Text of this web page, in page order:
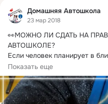
Домашняя Автошкола
23 мар 2018
👀МОЖНО ЛИ СДАТЬ НА
АВТОШКОЛЕ?
Если человек планирует в
собственное авто, то первое,
Показать еще